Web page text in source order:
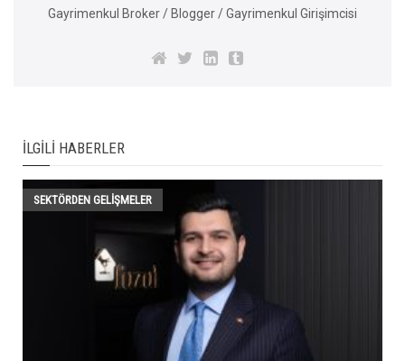
Gayrimenkul Broker / Blogger / Gayrimenkul Girişimcisi
İLGILI HABERLER
SEKTÖRDEN GELIŞMELER